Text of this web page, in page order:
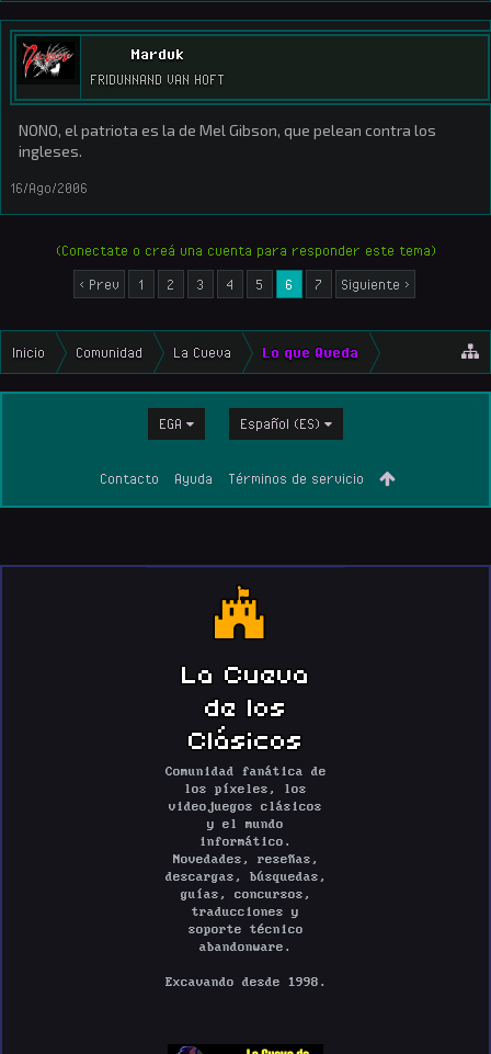
Marduk
FRIDUNNAND VAN HOFT
NONO, el patriota es la de Mel Gibson, que pelean contra los
ingleses.
16/Ago/2006
(Conectate o creá una cuenta para responder este tema)
< Prev
1 2 3 4 5 6 7 Siguiente >
Inicio Comunidad La Cueva Lo que Queda
EGA Español (ES)
Contacto Ayuda Términos de servicio
La Cueva
de los
Clásicos
Comunidad fanática de
los píxeles, los
videojuegos clásicos
y el mundo
informático.
Novedades, reseñas,
descargas, búsquedas,
guías, concursos,
traducciones y
soporte técnico
abandonware.
Excavando desde 1998.